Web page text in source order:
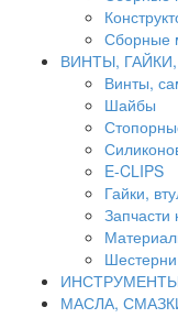
Сборные
ВИНТЫ,
Винты,
Шайбы
E-CLIPS
Гайки,
Запчасти
Шестерни
МАСЛА,